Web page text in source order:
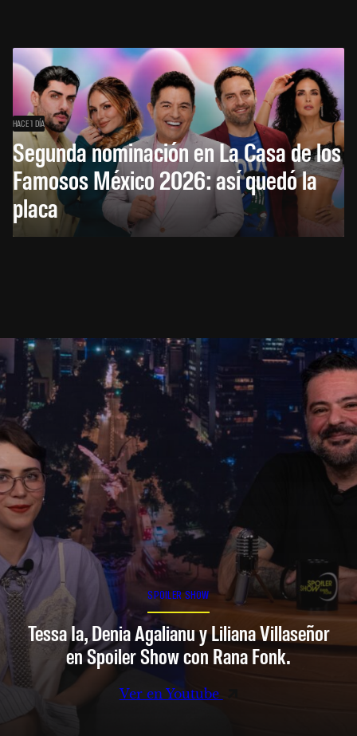
HACE 1 DÍA
Segunda nominación en La Casa de los
Famosos México 2026: así quedó la
placa
SPOILER SHOW
Tessa Ia, Denia Agalianu y Liliana Villaseñor
en Spoiler Show con Rana Fonk.
Ver en Youtube